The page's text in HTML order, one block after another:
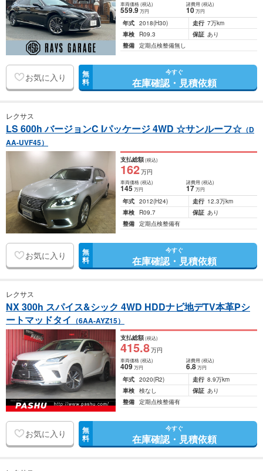
車両価格(税込)
559.9万円
諸費用 (税込)
10 万円
年式 2018(H30) 走行 7万km
車検
R09.3 保証 あり
整備 定期点検整備無し
お気に入り 無
料
今すぐ
在庫確認・見積依頼
レクサス
LS 600h バージョンC Iパッケージ 4WD ☆サンルーフ☆ （D
AA-UVF45）
支払総額(税込)
162万円
車両価格(税込)
145万円
諸費用 (税込)
17 万円
年式 2012(H24) 走行 12.3万km
車検
R09.7 保証 あり
整備 定期点検整備有
お気に入り 無
料
今すぐ
在庫確認・見積依頼
レクサス
NX 300h スパイス&シック 4WD HDDナビ地デTV本革Pシ
ートマッドタイ （6AA-AYZ15）
支払総額(税込)
415.8万円
車両価格(税込)
409万円
諸費用 (税込)
6.8 万円
年式 2020(R2) 走行 8.9万km
車検 検なし 保証 あり
整備 定期点検整備有
お気に入り 無
料
今すぐ
在庫確認・見積依頼